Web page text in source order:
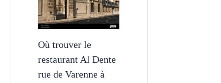
Où trouver le
restaurant Al Dente
rue de Varenne à